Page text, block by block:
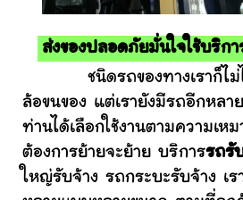
ส่งของปลอดภัยมั่นใจใช้บริกา
ชนิดรถของทางเราก็ไม่ไ
ล้อขนของ แต่เรายังมีรถอีกหลา
ท่านได้เลือกใช้งานตามความเห
ต้องการย้ายจะย้าย บริการรถรั
ใหญ่รับจ้าง รถกระบะรับจ้าง เร